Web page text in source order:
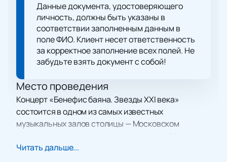
Данные документа, удостоверяющего
личность, должны быть указаны в
соответствии заполненным данным в
поле ФИО. Клиент несет ответственность
за корректное заполнение всех полей. Не
забудьте взять документ с собой!
Место проведения
Концерт «Бенефис баяна. Звезды XXI века»
состоится в одном из самых известных
музыкальных залов столицы — Московском
наб. Космодамианская, дом 52, строение 8. Это
Читать дальше...